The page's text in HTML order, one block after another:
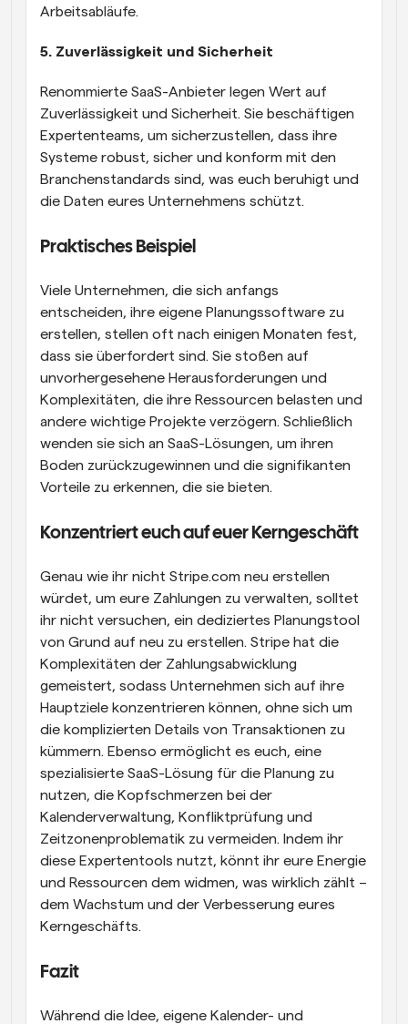
Arbeitsabläufe.
5. Zuverlässigkeit und Sicherheit
Renommierte SaaS-Anbieter legen Wert auf
Zuverlässigkeit und Sicherheit. Sie beschäftigen
Expertenteams, um sicherzustellen, dass ihre
Systeme robust, sicher und konform mit den
Branchenstandards sind, was euch beruhigt und
die Daten eures Unternehmens schützt.
Praktisches Beispiel
Viele Unternehmen, die sich anfangs
entscheiden, ihre eigene Planungssoftware zu
erstellen, stellen oft nach einigen Monaten fest,
dass sie überfordert sind. Sie stoßen auf
unvorhergesehene Herausforderungen und
Komplexitäten, die ihre Ressourcen belasten und
andere wichtige Projekte verzögern. Schließlich
wenden sie sich an SaaS-Lösungen, um ihren
Boden zurückzugewinnen und die signifikanten
Vorteile zu erkennen, die sie bieten.
Konzentriert euch auf euer Kerngeschäft
Genau wie ihr nicht Stripe.com neu erstellen
würdet, um eure Zahlungen zu verwalten, solltet
ihr nicht versuchen, ein dediziertes Planungstool
von Grund auf neu zu erstellen. Stripe hat die
Komplexitäten der Zahlungsabwicklung
gemeistert, sodass Unternehmen sich auf ihre
Hauptziele konzentrieren können, ohne sich um
die komplizierten Details von Transaktionen zu
kümmern. Ebenso ermöglicht es euch, eine
spezialisierte SaaS-Lösung für die Planung zu
nutzen, die Kopfschmerzen bei der
Kalenderverwaltung, Konfliktprüfung und
Zeitzonenproblematik zu vermeiden. Indem ihr
diese Expertentools nutzt, könnt ihr eure Energie
und Ressourcen dem widmen, was wirklich zählt –
dem Wachstum und der Verbesserung eures
Kerngeschäfts.
Fazit
Während die Idee, eigene Kalender- und